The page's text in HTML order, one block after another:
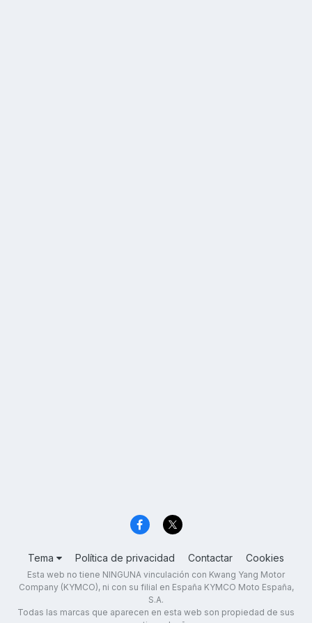
Tema Política de privacidad Contactar Cookies
Esta web no tiene NINGUNA vinculación con Kwang Yang Motor
Company (KYMCO), ni con su filial en España KYMCO Moto España,
S.A.
Todas las marcas que aparecen en esta web son propiedad de sus